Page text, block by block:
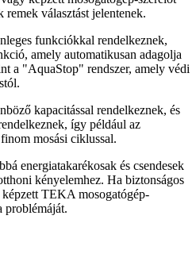
választást jelentenek.
funkciókkal rendelkeznek,
amely automatikusan adagolja
a "AquaStop" rendszer, amely védi
kapacitással rendelkeznek, és
így például az
mosási ciklussal.
energiatakarékosak és csendesek
kényelemhez. Ha biztonságos
képzett TEKA mosogatógép-
problémáját.